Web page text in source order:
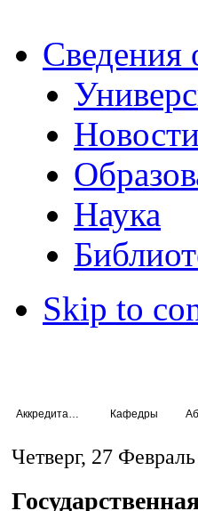
Сведения
Новости
Наука
Skip to
Кафедры
Четверг, 27